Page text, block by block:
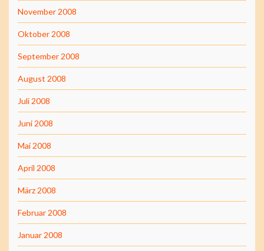
November 2008
Oktober 2008
September 2008
August 2008
Juli 2008
Juni 2008
Mai 2008
April 2008
März 2008
Februar 2008
Januar 2008